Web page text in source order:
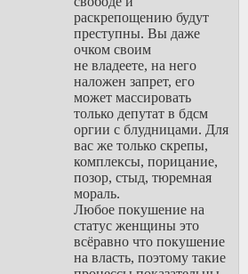
тюрьмой. Комми создали
тоталитарное государство
которое контролирует
каждый аспект жизни,
оно решает что ты будешь
есть, как одеваться, что
думать, как жить. Мужчин
оно опустило до уровня
ничтожества.
В такой системе женщины
будут вешаться на любого
властного мужика с
высокой должностью, на
любого иностранца вне
этой системы, они будут
изменять и всеми
неправдами пытаться
раскрепощению будут
преступны. Вы даже
очком своим
не владеете, на него
наложен запрет, его
может массировать
только депутат в бдсм
оргии с блудницами. Для
вас же только скрепы,
комплексы, порицание,
позор, стыд, тюремная
мораль.
Любое покушение на
статус женщины это
всёравно что покушение
на власть, поэтому такие